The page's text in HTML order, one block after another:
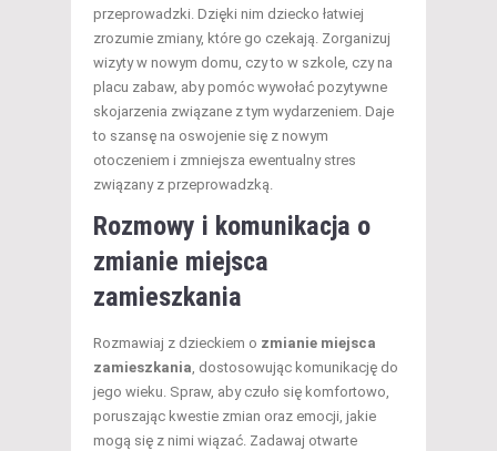
przeprowadzki. Dzięki nim dziecko łatwiej
zrozumie zmiany, które go czekają. Zorganizuj
wizyty w nowym domu, czy to w szkole, czy na
placu zabaw, aby pomóc wywołać pozytywne
skojarzenia związane z tym wydarzeniem. Daje
to szansę na oswojenie się z nowym
otoczeniem i zmniejsza ewentualny stres
związany z przeprowadzką.
Rozmowy i komunikacja o
zmianie miejsca
zamieszkania
Rozmawiaj z dzieckiem o zmianie miejsca
zamieszkania, dostosowując komunikację do
jego wieku. Spraw, aby czuło się komfortowo,
poruszając kwestie zmian oraz emocji, jakie
mogą się z nimi wiązać. Zadawaj otwarte